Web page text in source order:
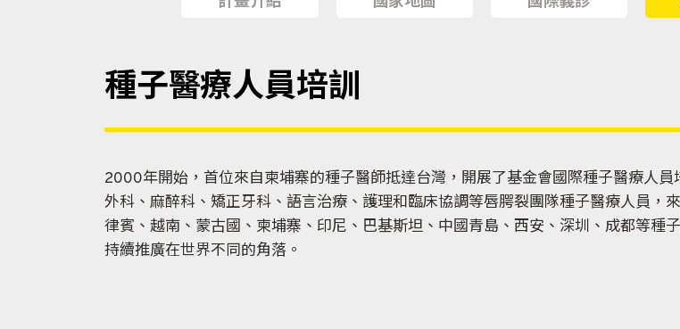
種子醫療人員培訓
2000年開始，首位來自柬埔寨的種子醫師抵達台灣，開展了基金會國際種子醫療人
外科、麻醉科、矯正牙科、語言治療、護理和臨床協調等唇腭裂團隊種子醫療人員，
律賓、越南、蒙古國、柬埔寨、印尼、巴基斯坦、中國青島、西安、深圳、成都等種
持續推廣在世界不同的角落。